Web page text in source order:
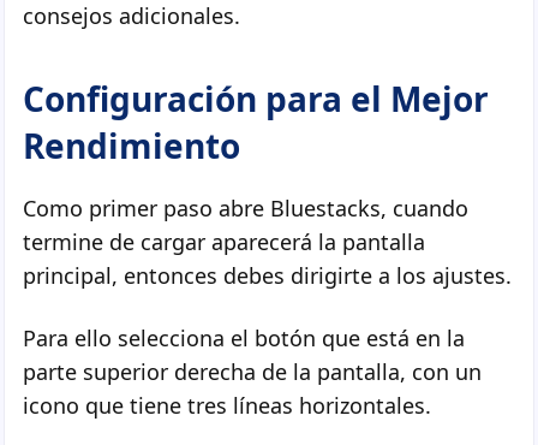
consejos adicionales.
Configuración para el Mejor
Rendimiento
Como primer paso abre Bluestacks, cuando
termine de cargar aparecerá la pantalla
principal, entonces debes dirigirte a los ajustes.
Para ello selecciona el botón que está en la
parte superior derecha de la pantalla, con un
icono que tiene tres líneas horizontales.